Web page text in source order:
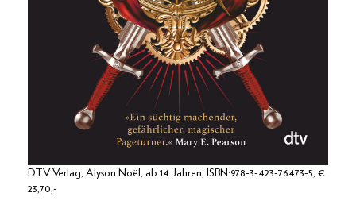
DTV Verlag, Alyson Noël, ab 14 Jahren, ISBN:978-3-423-76473-5, €
23,70,-